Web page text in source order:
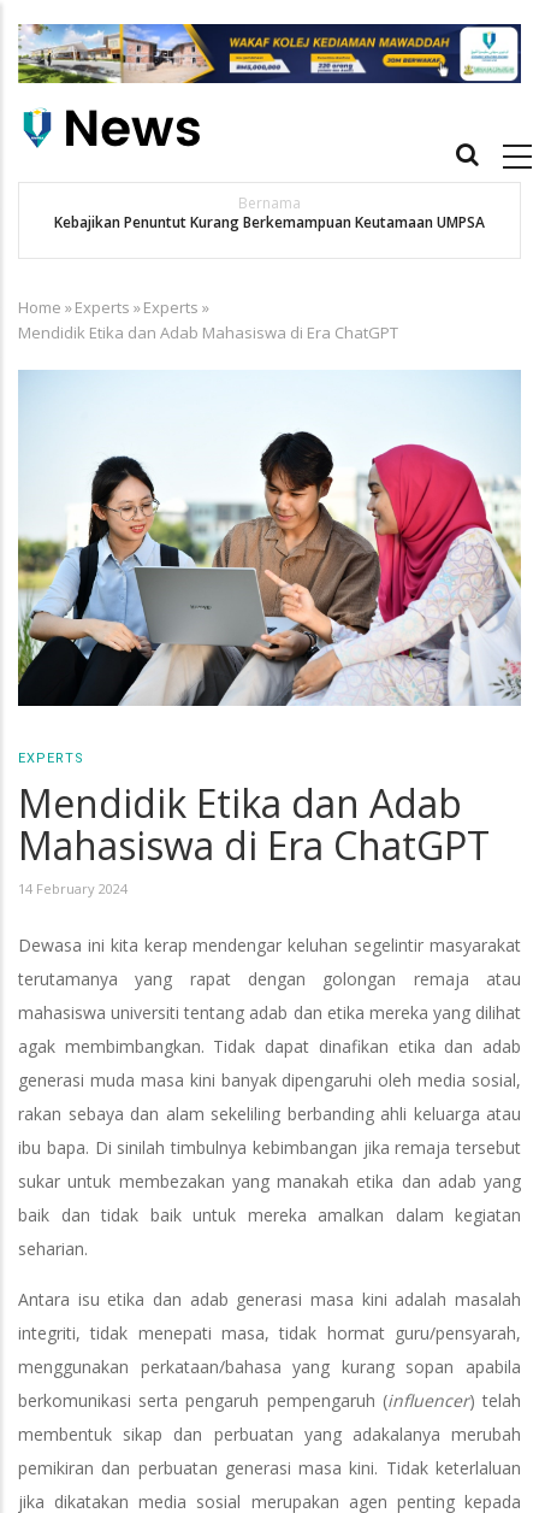
main
Main
Bernama
Kebajikan Penuntut Kurang Berkemampuan Keutamaan UMPSA
Breadcrumb
Home »Experts »Experts »
Mendidik Etika dan Adab Mahasiswa di Era ChatGPT
EXPERTS
Mendidik Etika dan Adab
Mahasiswa di Era ChatGPT
14 February 2024
Dewasa ini kita kerap mendengar keluhan segelintir masyarakat
terutamanya yang rapat dengan golongan remaja atau
mahasiswa universiti tentang adab dan etika mereka yang dilihat
agak membimbangkan. Tidak dapat dinafikan etika dan adab
generasi muda masa kini banyak dipengaruhi oleh media sosial,
rakan sebaya dan alam sekeliling berbanding ahli keluarga atau
ibu bapa. Di sinilah timbulnya kebimbangan jika remaja tersebut
sukar untuk membezakan yang manakah etika dan adab yang
baik dan tidak baik untuk mereka amalkan dalam kegiatan
seharian.
Antara isu etika dan adab generasi masa kini adalah masalah
integriti, tidak menepati masa, tidak hormat guru/pensyarah,
menggunakan perkataan/bahasa yang kurang sopan apabila
berkomunikasi serta pengaruh pempengaruh (influencer) telah
membentuk sikap dan perbuatan yang adakalanya merubah
pemikiran dan perbuatan generasi masa kini. Tidak keterlaluan
jika dikatakan media sosial merupakan agen penting kepada